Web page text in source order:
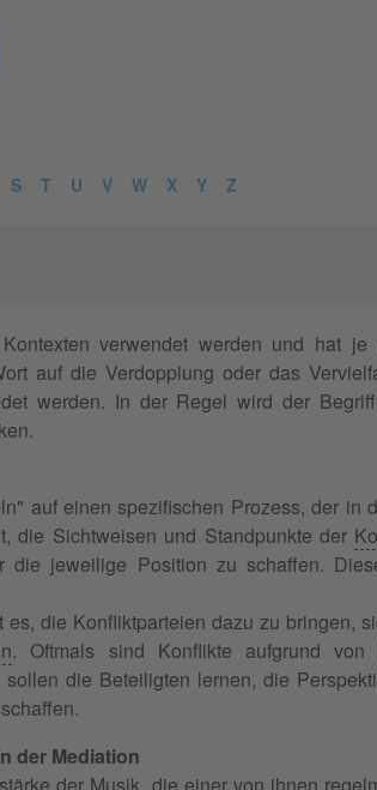
S T U V W X Y Z
verwendet werden und hat je
auf die Verdopplung oder das
werden. In der Regel wird der
auf einen spezifischen Prozess, der in
die Sichtweisen und Standpunkte der
die jeweilige Position zu schaffen.
die Konfliktparteien dazu zu bringen,
. Oftmals sind Konflikte aufgrund von
die Beteiligten lernen, die
der Mediation
der Musik, die einer von ihnen